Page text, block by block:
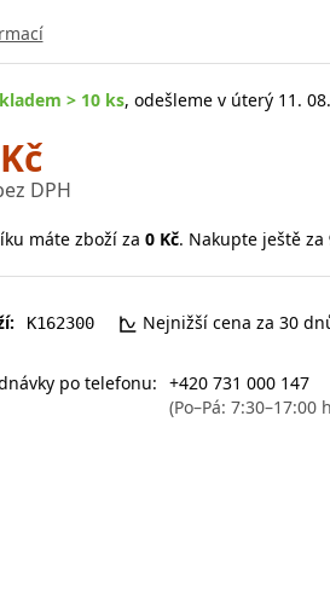
> 10 ks, odešleme v úterý 11. 08.
DPH
máte zboží za 0 Kč. Nakupte ještě za
K162300 Nejnižší cena za 30
po telefonu: +420 731 000 147
(Po–Pá: 7:30–17:00